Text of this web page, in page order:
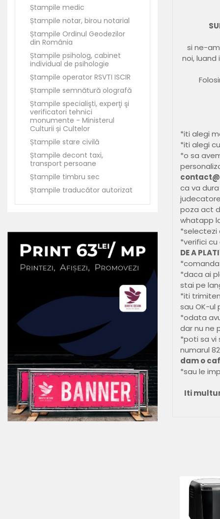
Ștampile medic
Ștampile notar, birou notarial
Ștampile Ordinul Geodezilor
din România
Ștampile psiholog, cabinet
individual de psihologie
Ștampile operator RSVTI ISCIR
Ștampile semnătură olografă
Ștampile specialişti, experţi şi
verificatori tehnici
monumente - Ministerul
Culturii și Cultelor
Ștampile stare civilă
Ștampile decont taxi,
transport persoane
Ștampile timbru sec
Ștampile traducător autorizat
si ne-
noi, luand
*iti alegi
*iti alegi
*o sa
ca va
poza act
whatapp
*selectezi
*verifici
DE A
*daca ai
stai pe
*iti
sau OK-ul
*odata
dar nu ne
*poti sa vi
numarul
dam o
*sau le
Iti